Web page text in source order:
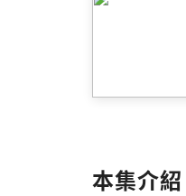
本集介紹